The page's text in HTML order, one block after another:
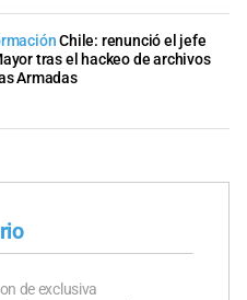
Chile: renunció el jefe
tras el hackeo de archivos
Armadas
de exclusiva